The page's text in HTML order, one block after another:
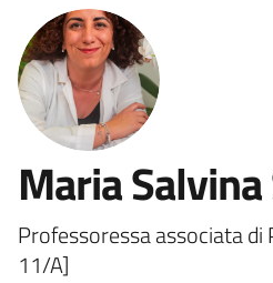
Maria
Professoressa associata di
11/A]